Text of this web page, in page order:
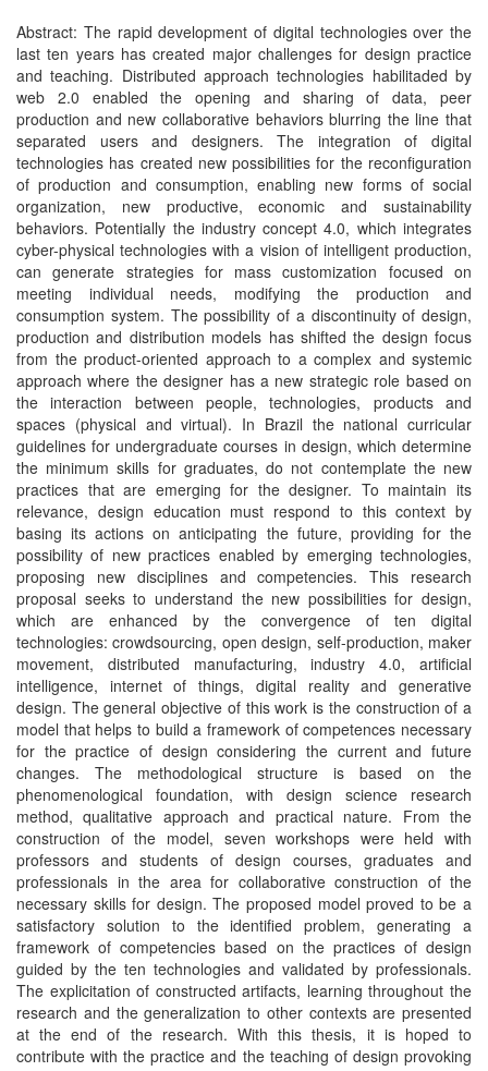
Abstract: The rapid development of digital technologies over the
last ten years has created major challenges for design practice
and teaching. Distributed approach technologies habilitaded by
web 2.0 enabled the opening and sharing of data, peer
production and new collaborative behaviors blurring the line that
separated users and designers. The integration of digital
technologies has created new possibilities for the reconfiguration
of production and consumption, enabling new forms of social
organization, new productive, economic and sustainability
behaviors. Potentially the industry concept 4.0, which integrates
cyber-physical technologies with a vision of intelligent production,
can generate strategies for mass customization focused on
meeting individual needs, modifying the production and
consumption system. The possibility of a discontinuity of design,
production and distribution models has shifted the design focus
from the product-oriented approach to a complex and systemic
approach where the designer has a new strategic role based on
the interaction between people, technologies, products and
spaces (physical and virtual). In Brazil the national curricular
guidelines for undergraduate courses in design, which determine
the minimum skills for graduates, do not contemplate the new
practices that are emerging for the designer. To maintain its
relevance, design education must respond to this context by
basing its actions on anticipating the future, providing for the
possibility of new practices enabled by emerging technologies,
proposing new disciplines and competencies. This research
proposal seeks to understand the new possibilities for design,
which are enhanced by the convergence of ten digital
technologies: crowdsourcing, open design, self-production, maker
movement, distributed manufacturing, industry 4.0, artificial
intelligence, internet of things, digital reality and generative
design. The general objective of this work is the construction of a
model that helps to build a framework of competences necessary
for the practice of design considering the current and future
changes. The methodological structure is based on the
phenomenological foundation, with design science research
method, qualitative approach and practical nature. From the
construction of the model, seven workshops were held with
professors and students of design courses, graduates and
professionals in the area for collaborative construction of the
necessary skills for design. The proposed model proved to be a
satisfactory solution to the identified problem, generating a
framework of competencies based on the practices of design
guided by the ten technologies and validated by professionals.
The explicitation of constructed artifacts, learning throughout the
research and the generalization to other contexts are presented
at the end of the research. With this thesis, it is hoped to
contribute with the practice and the teaching of design provoking